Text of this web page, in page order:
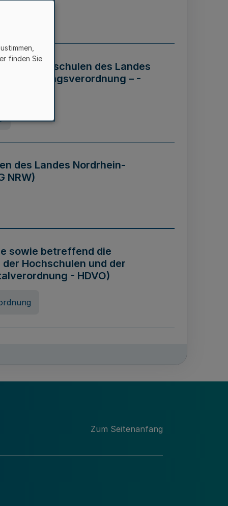
der Hochschulen des Landes
– -
des Landes Nordrhein-
NRW)
sowie betreffend die
Hochschulen und der
- HDVO)
des Landes Nordrhein-
Zum Seitenanfang
finden Sie